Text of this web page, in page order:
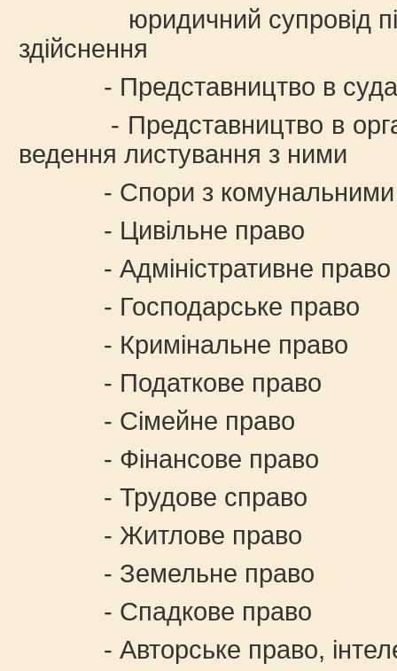
юридичний супровід під
здійснення
- Представництво в
- Представництво в
ведення листування з ними
- Спори з комунальними
- Цивільне право
- Адміністративне право
- Господарське право
- Кримінальне право
- Податкове право
- Сімейне право
- Фінансове право
- Трудове справо
- Житлове право
- Земельне право
- Спадкове право
- Авторське право,